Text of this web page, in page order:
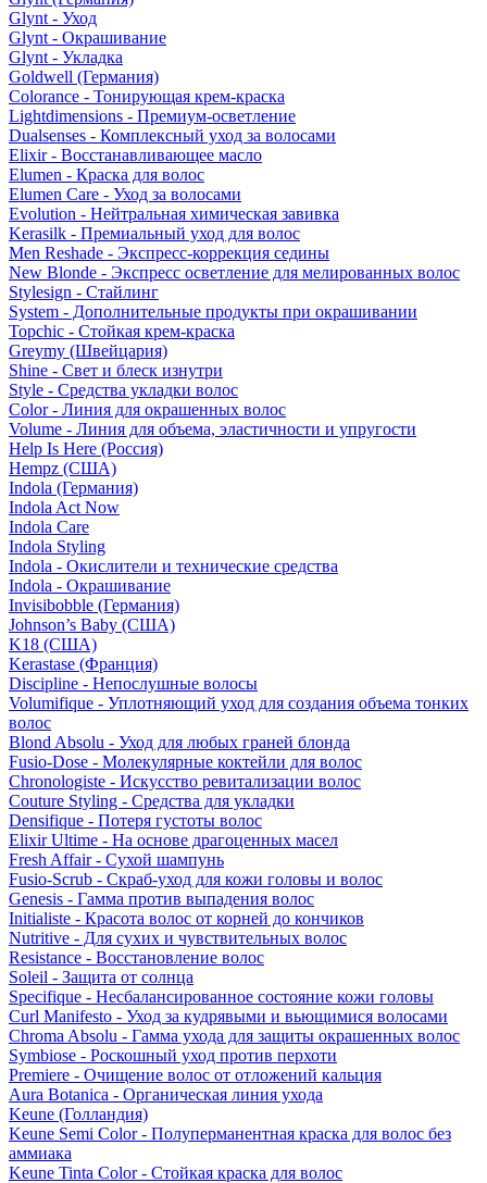
Glynt - Уход
Glynt - Окрашивание
Glynt - Укладка
Goldwell (Германия)
Colorance - Тонирующая крем-краска
Lightdimensions - Премиум-осветление
Dualsenses - Комплексный уход за волосами
Elixir - Восстанавливающее масло
Elumen - Краска для волос
Elumen Care - Уход за волосами
Evolution - Нейтральная химическая завивка
Kerasilk - Премиальный уход для волос
Men Reshade - Экспресс-коррекция седины
New Blonde - Экспресс осветление для мелированных волос
Stylesign - Стайлинг
System - Дополнительные продукты при окрашивании
Topchic - Стойкая крем-краска
Greymy (Швейцария)
Shine - Свет и блеск изнутри
Style - Средства укладки волос
Color - Линия для окрашенных волос
Volume - Линия для объема, эластичности и упругости
Help Is Here (Россия)
Hempz (США)
Indola (Германия)
Indola Act Now
Indola Care
Indola Styling
Indola - Окислители и технические средства
Indola - Окрашивание
Invisibobble (Германия)
Johnson’s Baby (США)
K18 (США)
Kerastase (Франция)
Discipline - Непослушные волосы
Volumifique - Уплотняющий уход для создания объема тонких
волос
Blond Absolu - Уход для любых граней блонда
Fusio-Dose - Молекулярные коктейли для волос
Chronologiste - Искусство ревитализации волос
Couture Styling - Средства для укладки
Densifique - Потеря густоты волос
Elixir Ultime - На основе драгоценных масел
Fresh Affair - Сухой шампунь
Fusio-Scrub - Скраб-уход для кожи головы и волос
Genesis - Гамма против выпадения волос
Initialiste - Красота волос от корней до кончиков
Nutritive - Для сухих и чувствительных волос
Resistance - Восстановление волос
Soleil - Защита от солнца
Specifique - Несбалансированное состояние кожи головы
Curl Manifesto - Уход за кудрявыми и вьющимися волосами
Chroma Absolu - Гамма ухода для защиты окрашенных волос
Symbiose - Роскошный уход против перхоти
Premiere - Очищение волос от отложений кальция
Aura Botanica - Органическая линия ухода
Keune (Голландия)
Keune Semi Color - Полуперманентная краска для волос без
аммиака
Keune Tinta Color - Стойкая краска для волос